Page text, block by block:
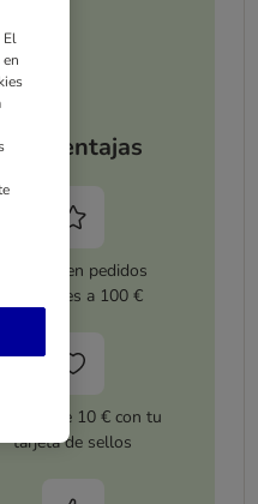
Tus ventajas
5 % dto. en pedidos
superiores a 100 €
de 10 € con tu
tarjeta de sellos
El